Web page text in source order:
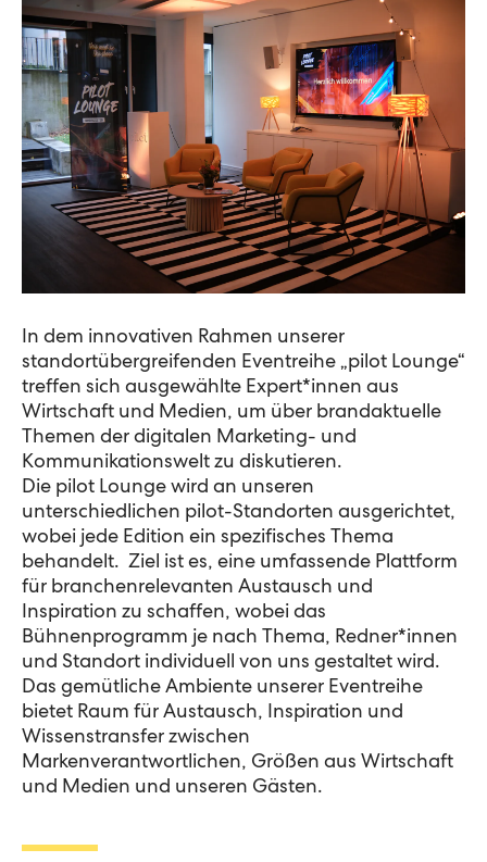
In dem innovativen Rahmen unserer
standortübergreifenden Eventreihe „pilot Lounge“
treffen sich ausgewählte Expert*innen aus
Wirtschaft und Medien, um über brandaktuelle
Themen der digitalen Marketing- und
Kommunikationswelt zu diskutieren.
Die pilot Lounge wird an unseren
unterschiedlichen pilot-Standorten ausgerichtet,
wobei jede Edition ein spezifisches Thema
behandelt. Ziel ist es, eine umfassende Plattform
für branchenrelevanten Austausch und
Inspiration zu schaffen, wobei das
Bühnenprogramm je nach Thema, Redner*innen
und Standort individuell von uns gestaltet wird.
Das gemütliche Ambiente unserer Eventreihe
bietet Raum für Austausch, Inspiration und
Wissenstransfer zwischen
Markenverantwortlichen, Größen aus Wirtschaft
und Medien und unseren Gästen.